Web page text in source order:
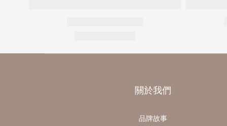
關於我們
品牌故事